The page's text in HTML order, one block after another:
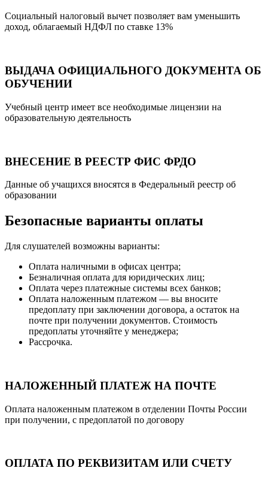
Социальный налоговый вычет позволяет вам уменьшить
доход, облагаемый НДФЛ по ставке 13%
ВЫДАЧА ОФИЦИАЛЬНОГО ДОКУМЕНТА ОБ
ОБУЧЕНИИ
Учебный центр имеет все необходимые лицензии на
образовательную деятельность
ВНЕСЕНИЕ В РЕЕСТР ФИС ФРДО
Данные об учащихся вносятся в Федеральный реестр об
образовании
Безопасные варианты оплаты
Для слушателей возможны варианты:
Оплата наличными в офисах центра;
Безналичная оплата для юридических лиц;
Оплата через платежные системы всех банков;
Оплата наложенным платежом — вы вносите
предоплату при заключении договора, а остаток на
почте при получении документов. Стоимость
предоплаты уточняйте у менеджера;
Рассрочка.
НАЛОЖЕННЫЙ ПЛАТЕЖ НА ПОЧТЕ
Оплата наложенным платежом в отделении Почты России
при получении, с предоплатой по договору
ОПЛАТА ПО РЕКВИЗИТАМ ИЛИ СЧЕТУ